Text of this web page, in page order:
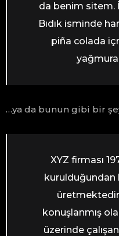
da benim sitem.
Bıdık isminde
piña colada
yağmura
…ya da bunun gibi bir
XYZ firması
kurulduğundan
konuşlanmış
üzerinde